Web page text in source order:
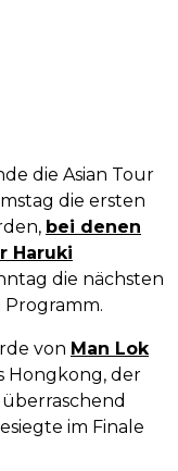
die Asian Tour
die ersten
bei denen
Haruki
die nächsten
von Man Lok
Hongkong, der
im Finale